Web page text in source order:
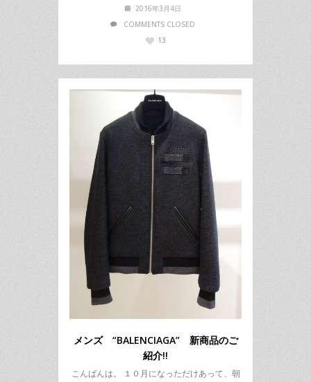
2016年3月4日
COMMENTS CLOSED
13
メンズ “BALENCIAGA” 新商品のご
紹介!!
こんばんは。 １０月になっただけあって、朝